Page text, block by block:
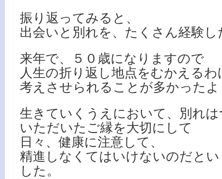
振り返ってみると、
出会いと別れを、たくさん経験
来年で、５０歳になりますので
人生の折り返し地点をむかえる
考えさせられることが多かった
生きていくうえにおいて、別れ
いただいたご縁を大切にして
日々、健康に注意して、
精進しなくてはいけないのだと
した。